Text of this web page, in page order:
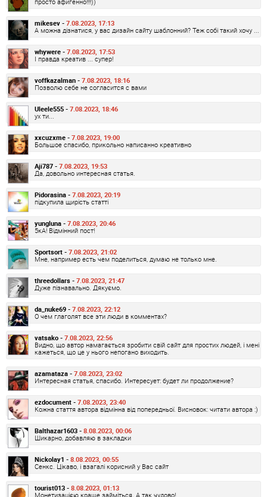
mikesev - 7.08.2023, 17:13
А можна дізнатися, у вас дизайн сайту шаблонний? Теж собі такий хочу ...
whywere - 7.08.2023, 17:53
І правда креатив ... супер!
voffkazalman - 7.08.2023, 18:16
Позволю себе не согласится с вами
Uleele555 - 7.08.2023, 18:46
ух ти...
xxcuzxme - 7.08.2023, 19:00
Большое спасибо, прикольно написанно креативно
Aji787 - 7.08.2023, 19:53
Да, довольно интересная статья.
Pidorasina - 7.08.2023, 20:19
підкупила щирість статті
yungluna - 7.08.2023, 20:46
5кА! Відмінний пост!
Sportsort - 7.08.2023, 21:02
Мне, например есть чем поделиться, думаю не только мне.
threedollars - 7.08.2023, 21:47
Дуже пізнавально. Дякуємо.
da_nuke69 - 7.08.2023, 22:12
О чем глаголят все эти люди в комментах?
vatsako - 7.08.2023, 22:56
Видно, що автор намагається зробити свій сайт для простих людей, і мені
кажеться, що це у нього непогано виходить.
azamataza - 7.08.2023, 23:02
Интересная статья, спасибо. Интересует: будет ли продолжение?
ezdocument - 7.08.2023, 23:40
Кожна стаття автора відмінна від попередньої. Висновок: читати автора :)
Balthazar1603 - 8.08.2023, 00:06
Шикарно, добавляю в закладки
Nickolay1 - 8.08.2023, 00:55
Сенкс. Цікаво, і взагалі корисний у Вас сайт
tourist013 - 8.08.2023, 01:13
Монетизацією краще займіться. А так чудово!